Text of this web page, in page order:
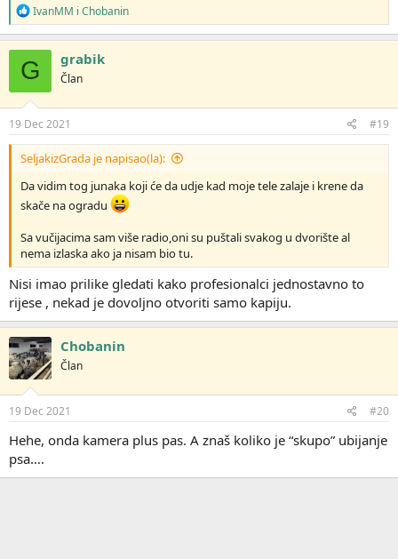
R
e
a
g
o
v
a
n
j
:
IvanMM i Chobanin
G grabik
Član
19 Dec 2021 #19
SeljakizGrada je napisao(la):
Da vidim tog junaka koji će da udje kad moje tele zalaje i krene da
skače na ogradu
Sa vučijacima sam više radio,oni su puštali svakog u dvorište al
nema izlaska ako ja nisam bio tu.
Nisi imao prilike gledati kako profesionalci jednostavno to
rijese , nekad je dovoljno otvoriti samo kapiju.
Chobanin
Član
19 Dec 2021 #20
Hehe, onda kamera plus pas. A znaš koliko je “skupo” ubijanje
psa….